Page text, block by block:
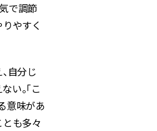
で調節
やすく
自分じ
。「こ
意味があ
も多々